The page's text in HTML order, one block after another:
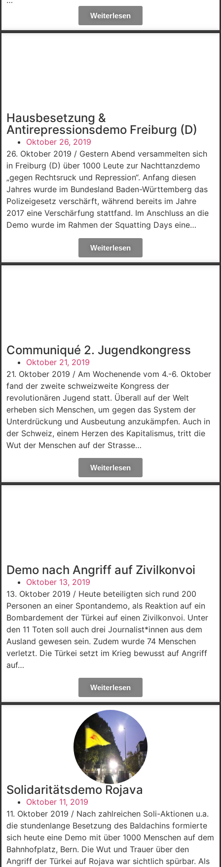
Weiterlesen
Hausbesetzung &
Antirepressionsdemo Freiburg (D)
Oktober 26, 2019
26. Oktober 2019 / Gestern Abend versammelten sich
in Freiburg (D) über 1000 Leute zur Nachttanzdemo
„gegen Rechtsruck und Repression“. Anfang diesen
Jahres wurde im Bundesland Baden-Württemberg das
Polizeigesetz verschärft, während bereits im Jahre
2017 eine Verschärfung stattfand. Im Anschluss an die
Demo wurde im Rahmen der Squatting Days eine…
Weiterlesen
Communiqué 2. Jugendkongress
Oktober 21, 2019
21. Oktober 2019 / Am Wochenende vom 4.-6. Oktober
fand der zweite schweizweite Kongress der
revolutionären Jugend statt. Überall auf der Welt
erheben sich Menschen, um gegen das System der
Unterdrückung und Ausbeutung anzukämpfen. Auch in
der Schweiz, einem Herzen des Kapitalismus, tritt die
Wut der Menschen auf der Strasse…
Weiterlesen
Demo nach Angriff auf Zivilkonvoi
Oktober 13, 2019
13. Oktober 2019 / Heute beteiligten sich rund 200
Personen an einer Spontandemo, als Reaktion auf ein
Bombardement der Türkei auf einen Zivilkonvoi. Unter
den 11 Toten soll auch drei Journalist*innen aus dem
Ausland gewesen sein. Zudem wurde 74 Menschen
verletzt. Die Türkei setzt im Krieg bewusst auf Angriff
auf…
Weiterlesen
Solidaritätsdemo Rojava
Oktober 11, 2019
11. Oktober 2019 / Nach zahlreichen Soli-Aktionen u.a.
die stundenlange Besetzung des Baldachins formierte
sich heute eine Demo mit über 1000 Menschen auf dem
Bahnhofplatz, Bern. Die Wut und Trauer über den
Angriff der Türkei auf Rojava war sichtlich spürbar. Als